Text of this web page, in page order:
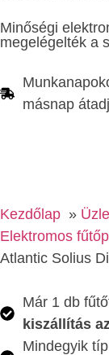
Minőségi
megelégelték a
másnap
Kezdőlap
Elektromos
Atlantic Solius
Már 1 db
kiszállítás
Mindegyik